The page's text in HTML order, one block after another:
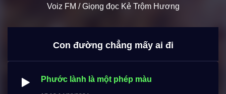
Voiz FM / Giọng đọc Kẻ Trộm Hương
Con đường chẳng mấy ai đi
Phước lành là một phép màu